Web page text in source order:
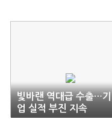
빛바랜 역대급 수출…기
업 실적 부진 지속